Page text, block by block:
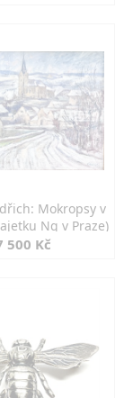
Mokropsy v
Ng v Praze)
500 Kč